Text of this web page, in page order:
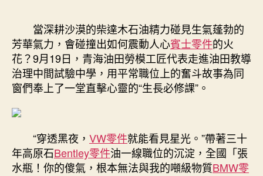
期
勞
模
工
匠
走
上
“OSDER
奧
當深耕沙漠的柴達木石油精力碰見生氣蓬勃的
芳華氣力，會碰撞出如何震動人心賓士零件的火
花？9月19日，青海油田勞模工匠代表走進油田教導
治理中間試驗中學，用平常職位上的奮斗故事為同
窗們奉上了一堂直擊心靈的“生長必修課”。
“穿透黑夜， VW零件就能看見星光。”帶著三十
年高原石Bentley零件油一線職位的沉淀，全國「張
水瓶！你的傻氣，根本無法與我的噸級物質BMW零